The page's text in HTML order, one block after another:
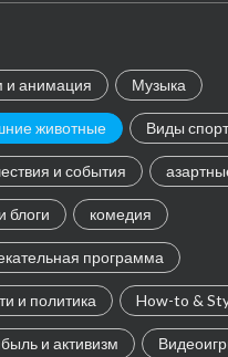
и анимация Музыка
животные Виды
и события
блоги комедия
программа
и политика How-to &
и активизм